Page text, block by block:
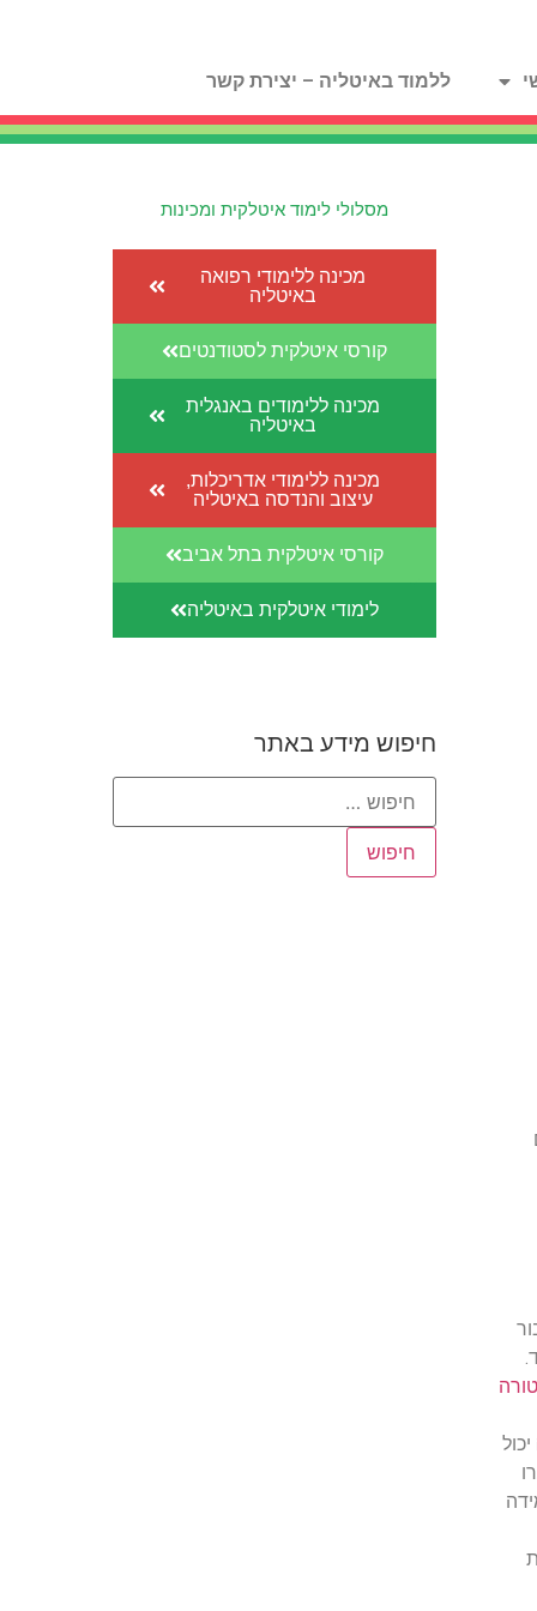
ללמוד באיטליה – יצירת קשר
מסלולי לימוד איטלקית ומכינות
מכינה ללימודי רפואה
באיטליה
קורסי איטלקית לסטודנטים
מכינה ללימודים באנגלית
באיטליה
מכינה ללימודי אדריכלות,
עיצוב והנדסה באיטליה
קורסי איטלקית בתל אביב
לימודי איטלקית באיטליה
חיפוש מידע באתר